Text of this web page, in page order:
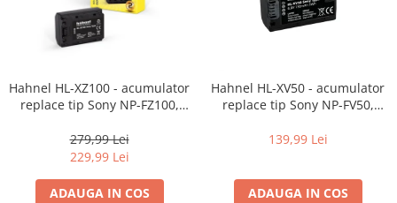
Hahnel HL-XZ100 - acumulator
replace tip Sony NP-FZ100,
279,99 Lei
229,99 Lei
ADAUGA IN COS
Hahnel HL-XV50 - acumulator
replace tip Sony NP-FV50,
139,99 Lei
ADAUGA IN COS